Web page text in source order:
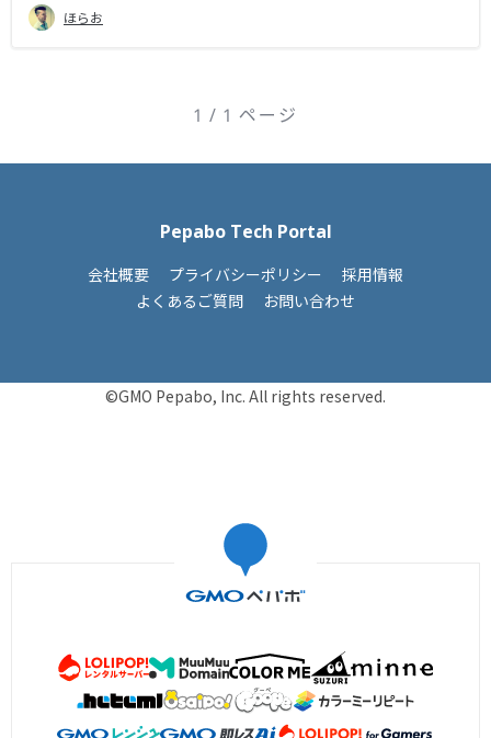
ほらお
1 / 1 ページ
Pepabo Tech Portal
会社概要 プライバシーポリシー
採用情報
よくあるご質問
お問い合わせ
©GMO Pepabo, Inc. All rights reserved.